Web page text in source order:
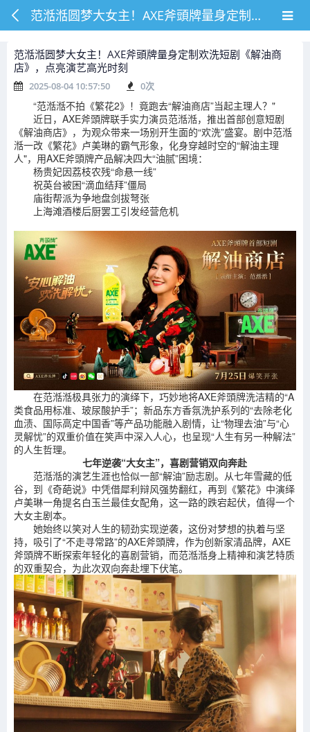
范湉湉圆梦大女主！AXE斧頭牌量身定制欢洗短剧《解油商店》，点亮演艺高光时刻
范湉湉圆梦大女主！AXE斧頭牌量身定制欢洗短剧《解油商
店》，点亮演艺高光时刻
2025-08-04 10:57:50 0次
“范湉湉不拍《繁花2》！竟跑去“解油商店”当起主理人？"
近日，AXE斧頭牌联手实力演员范湉湉，推出首部创意短剧
《解油商店》，为观众带来一场别开生面的“欢洗”盛宴。剧中范湉
湉一改《繁花》卢美琳的霸气形象，化身穿越时空的“解油主理
人"，用AXE斧頭牌产品解决四大“油腻”困境：
杨贵妃因荔枝农残“命悬一线”
祝英台被困“滴血结拜”僵局
庙街帮派为争地盘剑拔弩张
上海滩酒楼后厨罢工引发经营危机
在范湉湉极具张力的演绎下，巧妙地将AXE斧頭牌洗洁精的“A
类食品用标准、玻尿酸护手”；新品东方香氛洗护系列的“去除老化
血渍、国际高定中国香”等产品功能融入剧情，让“物理去油”与“心
灵解忧”的双重价值在笑声中深入人心，也呈现“人生有另一种解法”
的人生哲理。
七年逆袭“大女主”，喜剧营销双向奔赴
范湉湉的演艺生涯也恰似一部“解油”励志剧。从七年雪藏的低
谷，到《奇葩说》中凭借犀利辩风强势翻红，再到《繁花》中演绎
卢美琳一角提名白玉兰最佳女配角，这一路的跌宕起伏，值得一个
大女主剧本。
她始终以笑对人生的韧劲实现逆袭，这份对梦想的执着与坚
持，吸引了“不走寻常路”的AXE斧頭牌，作为创新家清品牌，AXE
斧頭牌不断探索年轻化的喜剧营销，而范湉湉身上精神和演艺特质
的双重契合，为此次双向奔赴埋下伏笔。